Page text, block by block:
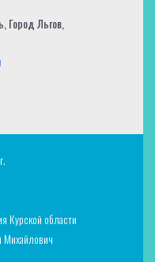
Город Льгов,
Курской области
Михайлович